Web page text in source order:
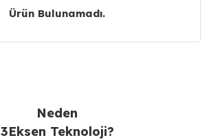
Ürün Bulunamadı.
Neden
3Eksen Teknoloji?